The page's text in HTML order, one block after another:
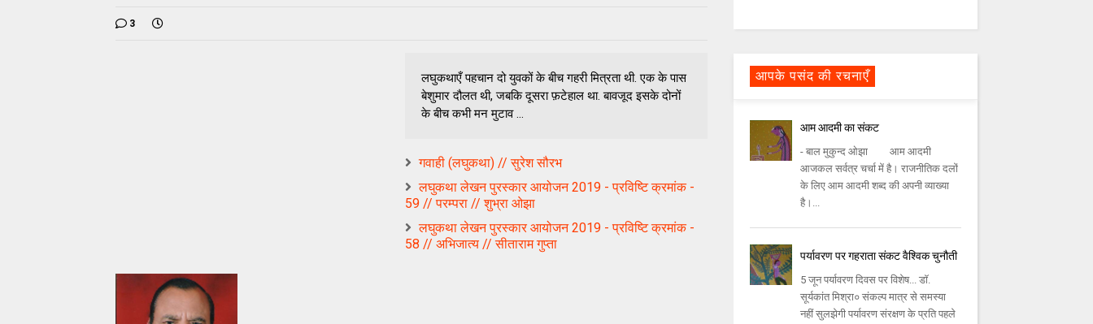
3
लघुकथाएँ पहचान दो युवकों के बीच गहरी मित्रता थी. एक के पास
बेशुमार दौलत थी, जबकि दूसरा फ़टेहाल था. बावजूद इसके दोनों
के बीच कभी मन मुटाव ...
गवाही (लघुकथा) // सुरेश सौरभ
लघुकथा लेखन पुरस्कार आयोजन 2019 - प्रविष्टि क्रमांक -
59 // परम्परा // शुभ्रा ओझा
लघुकथा लेखन पुरस्कार आयोजन 2019 - प्रविष्टि क्रमांक -
58 // अभिजात्य // सीताराम गुप्ता
आपके पसंद की रचनाएँ
आम आदमी का संकट
- बाल मुकुन्द ओझा आम आदमी
आजकल सर्वत्र चर्चा में है। राजनीतिक दलों
के लिए आम आदमी शब्द की अपनी व्याख्या
है।...
पर्यावरण पर गहराता संकट वैश्विक चुनौती
5 जून पर्यावरण दिवस पर विशेष... डॉ.
सूर्यकांत मिश्रा० संकल्प मात्र से समस्या
नहीं सुलझेगी पर्यावरण संरक्षण के प्रति पहले